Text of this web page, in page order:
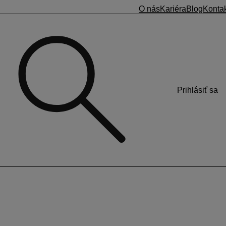
O násKariéra Blog
Prihlásiť sa